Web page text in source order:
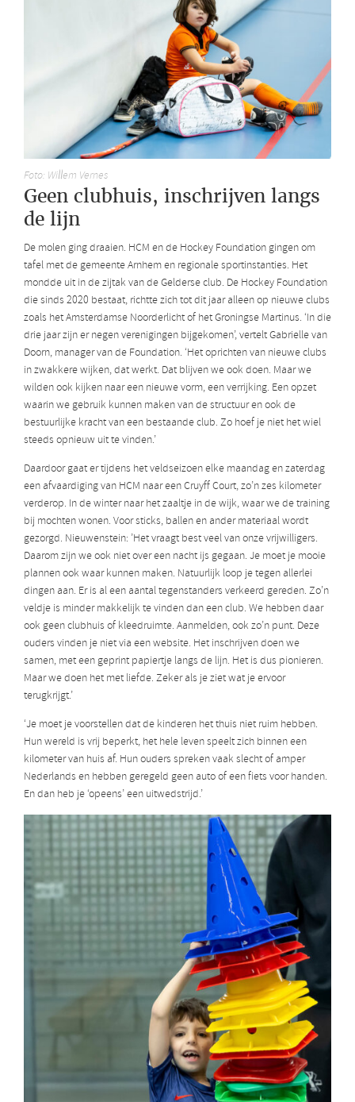
Foto: Willem Vernes
Geen clubhuis, inschrijven langs
de lijn
De molen ging draaien. HCM en de Hockey Foundation gingen om
tafel met de gemeente Arnhem en regionale sportinstanties. Het
mondde uit in de zijtak van de Gelderse club. De Hockey Foundation
die sinds 2020 bestaat, richtte zich tot dit jaar alleen op nieuwe clubs
zoals het Amsterdamse Noorderlicht of het Groningse Martinus. ‘In die
drie jaar zijn er negen verenigingen bijgekomen’, vertelt Gabrielle van
Doorn, manager van de Foundation. ‘Het oprichten van nieuwe clubs
in zwakkere wijken, dat werkt. Dat blijven we ook doen. Maar we
wilden ook kijken naar een nieuwe vorm, een verrijking. Een opzet
waarin we gebruik kunnen maken van de structuur en ook de
bestuurlijke kracht van een bestaande club. Zo hoef je niet het wiel
steeds opnieuw uit te vinden.’
Daardoor gaat er tijdens het veldseizoen elke maandag en zaterdag
een afvaardiging van HCM naar een Cruyff Court, zo’n zes kilometer
verderop. In de winter naar het zaaltje in de wijk, waar we de training
bij mochten wonen. Voor sticks, ballen en ander materiaal wordt
gezorgd. Nieuwenstein: ’Het vraagt best veel van onze vrijwilligers.
Daarom zijn we ook niet over een nacht ijs gegaan. Je moet je mooie
plannen ook waar kunnen maken. Natuurlijk loop je tegen allerlei
dingen aan. Er is al een aantal tegenstanders verkeerd gereden. Zo’n
veldje is minder makkelijk te vinden dan een club. We hebben daar
ook geen clubhuis of kleedruimte. Aanmelden, ook zo’n punt. Deze
ouders vinden je niet via een website. Het inschrijven doen we
samen, met een geprint papiertje langs de lijn. Het is dus pionieren.
Maar we doen het met liefde. Zeker als je ziet wat je ervoor
terugkrijgt.’
‘Je moet je voorstellen dat de kinderen het thuis niet ruim hebben.
Hun wereld is vrij beperkt, het hele leven speelt zich binnen een
kilometer van huis af. Hun ouders spreken vaak slecht of amper
Nederlands en hebben geregeld geen auto of een fiets voor handen.
En dan heb je ‘opeens’ een uitwedstrijd.’